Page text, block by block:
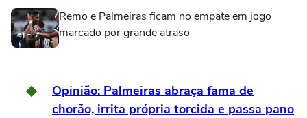
Remo e Palmeiras ficam no empate em jogo
marcado por grande atraso
Opinião: Palmeiras abraça fama de
chorão, irrita própria torcida e passa pano